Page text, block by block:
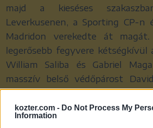
kozter.com - Do Not Process My
Information
majd a kieséses
Leverkusenen, a Sporting CP-n
Madridon verekedte át
legerősebb fegyvere kétségkívül
William Saliba és Gabriel
masszív belső védőpárost
kapusrekordot beállító 19
támogatja.